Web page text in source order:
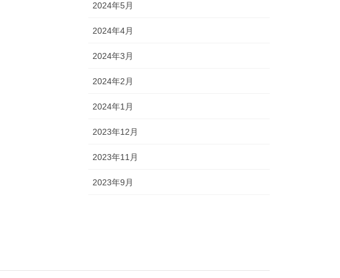
2024年5月
2024年4月
2024年3月
2024年2月
2024年1月
2023年12月
2023年11月
2023年9月